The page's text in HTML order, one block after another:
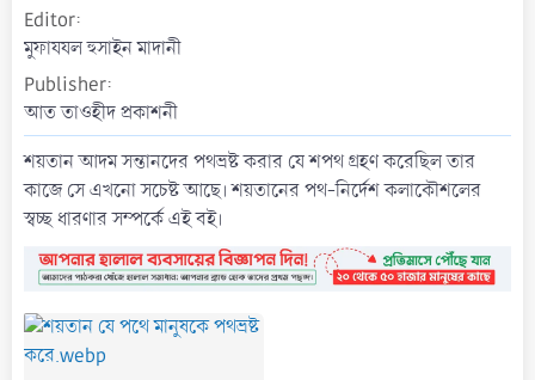
Editor
মুফাযযল হুসাইন মাদানী
Publisher
আত তাওহীদ প্রকাশনী
শয়তান আদম সন্তানদের পথভ্রষ্ট করার যে শপথ গ্রহণ করেছিল তার
কাজে সে এখনো সচেষ্ট আছে। শয়তানের পথ-নির্দেশ কলাকৌশলের
স্বচ্ছ ধারণার সম্পর্কে এই বই।